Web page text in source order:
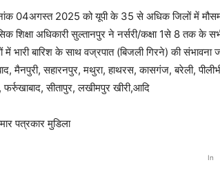
04अगस्त 2025 को यूपी के 35 से अधिक जिलों में मौसम
शिक्षा अधिकारी सुल्तानपुर ने नर्सरी/कक्षा 1से 8 तक के
में भारी बारिश के साथ वज्रपात (बिजली गिरने) की
मैनपुरी, सहारनपुर, मथुरा, हाथरस, कासगंज, बरेली,
फर्रुखाबाद, सीतापुर, लखीमपुर खीरी,आदि
पत्रकार मुडिला
In